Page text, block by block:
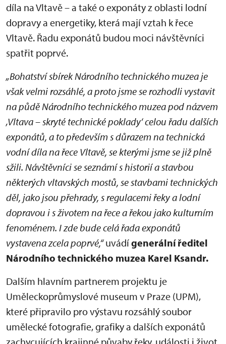
díla na Vltavě – a také o exponáty z oblasti lodní
dopravy a energetiky, která mají vztah k řece
Vltavě. Řadu exponátů budou moci návštěvníci
spatřit poprvé.
„Bohatství sbírek Národního technického muzea je
však velmi rozsáhlé, a proto jsme se rozhodli vystavit
na půdě Národního technického muzea pod názvem
‚Vltava – skryté technické poklady‘ celou řadu dalších
exponátů, a to především s důrazem na technická
vodní díla na řece Vltavě, se kterými jsme se již plně
sžili. Návštěvníci se seznámí s historií a stavbou
některých vltavských mostů, se stavbami technických
děl, jako jsou přehrady, s regulacemi řeky a lodní
dopravou i s životem na řece a řekou jako kulturním
fenoménem. I zde bude celá řada exponátů
vystavena zcela poprvé,“uvádígenerální ředitel
Národního technického muzea Karel Ksandr.
Dalším hlavním partnerem projektu je
Uměleckoprůmyslové museum v Praze (UPM),
které připravilo pro výstavu rozsáhlý soubor
umělecké fotografie, grafiky a dalších exponátů